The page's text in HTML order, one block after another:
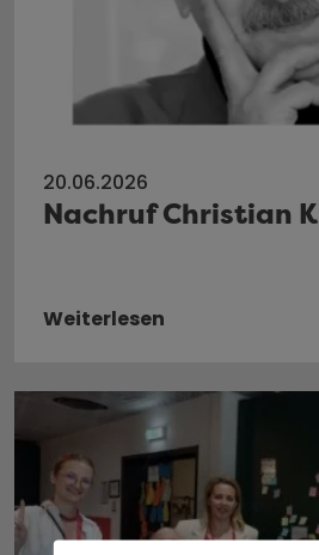
20.06.2026
Nachruf Christian
Weiterlesen